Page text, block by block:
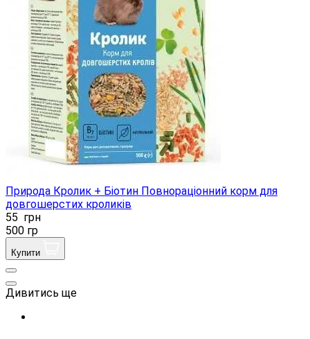
Природа Кролик + Біотин Повнораціонний корм для
довгошерстих кроликів
55 грн
500 гр
Купити
Дивитись ще